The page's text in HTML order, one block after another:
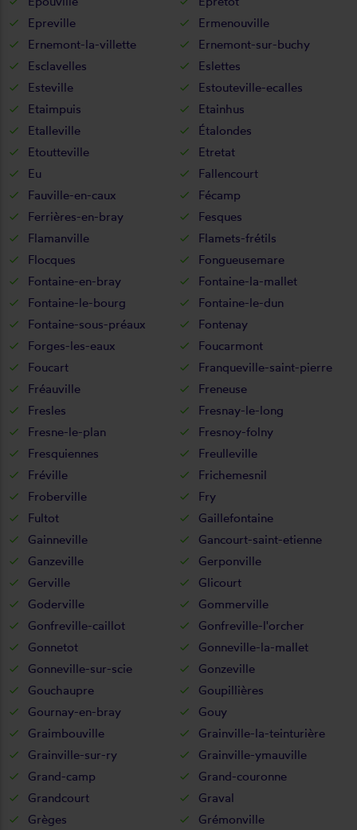
Epreville
Ermenouville
Ernemont-la-villette
Ernemont-sur-buchy
Esclavelles
Eslettes
Esteville
Estouteville-ecalles
Etaimpuis
Etainhus
Etalleville
Étalondes
Etoutteville
Etretat
Eu
Fallencourt
Fauville-en-caux
Fécamp
Ferrières-en-bray
Fesques
Flamanville
Flamets-frétils
Flocques
Fongueusemare
Fontaine-en-bray
Fontaine-la-mallet
Fontaine-le-bourg
Fontaine-le-dun
Fontaine-sous-préaux
Fontenay
Forges-les-eaux
Foucarmont
Foucart
Franqueville-saint-pierre
Fréauville
Freneuse
Fresles
Fresnay-le-long
Fresne-le-plan
Fresnoy-folny
Fresquiennes
Freulleville
Fréville
Frichemesnil
Froberville
Fry
Fultot
Gaillefontaine
Gainneville
Gancourt-saint-etienne
Ganzeville
Gerponville
Gerville
Glicourt
Goderville
Gommerville
Gonfreville-caillot
Gonfreville-l'orcher
Gonnetot
Gonneville-la-mallet
Gonneville-sur-scie
Gonzeville
Gouchaupre
Goupillières
Gournay-en-bray
Gouy
Graimbouville
Grainville-la-teinturière
Grainville-sur-ry
Grainville-ymauville
Grand-camp
Grand-couronne
Grandcourt
Graval
Grèges
Grémonville